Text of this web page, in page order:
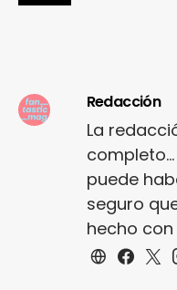
Redacción
La
puede
seguro
hecho